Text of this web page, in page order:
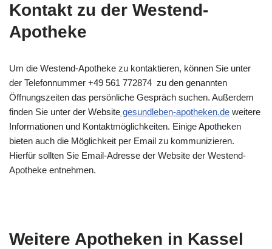
Kontakt zu der Westend-
Apotheke
Um die Westend-Apotheke zu kontaktieren, können Sie unter
der Telefonnummer +49 561 772874 zu den genannten
Öffnungszeiten das persönliche Gespräch suchen. Außerdem
finden Sie unter der Website gesundleben-apotheken.de weitere
Informationen und Kontaktmöglichkeiten. Einige Apotheken
bieten auch die Möglichkeit per Email zu kommunizieren.
Hierfür sollten Sie Email-Adresse der Website der Westend-
Apotheke entnehmen.
Weitere Apotheken in Kassel